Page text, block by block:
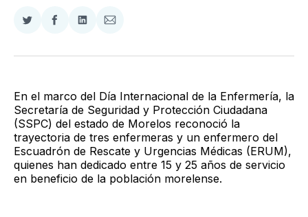
Compartir
Twitter
Compartir
Facebook
Compartir
LinkedIn
Compartir
Email
En el marco del Día Internacional de la Enfermería, la
Secretaría de Seguridad y Protección Ciudadana
(SSPC) del estado de Morelos reconoció la
trayectoria de tres enfermeras y un enfermero del
Escuadrón de Rescate y Urgencias Médicas (ERUM),
quienes han dedicado entre 15 y 25 años de servicio
en beneficio de la población morelense.